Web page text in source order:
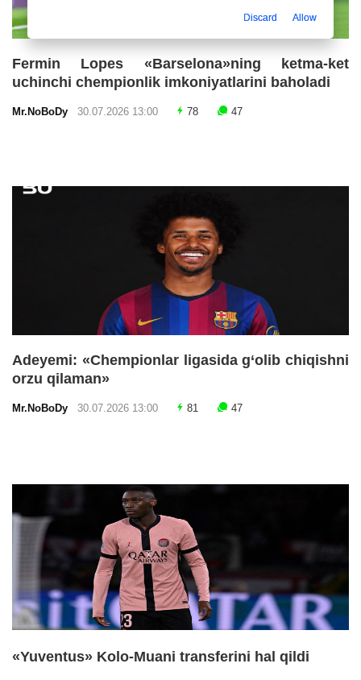
Fermin Lopes «Barselona»ning ketma-ket
uchinchi chempionlik imkoniyatlarini baholadi
Mr.NoBoDy 30.07.2026 13:00 78 47
Adeyemi: «Chempionlar ligasida g‘olib chiqishni
orzu qilaman»
Mr.NoBoDy 30.07.2026 13:00 81 47
«Yuventus» Kolo-Muani transferini hal qildi
Discard Allow